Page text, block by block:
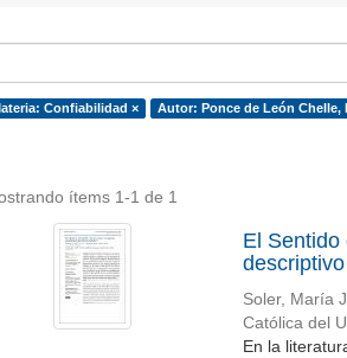
Confiabilidad × Autor: Ponce de León Chelle,
ítems 1-1 de 1
El Sentido
descriptivo
Soler, María
Católica del
En la